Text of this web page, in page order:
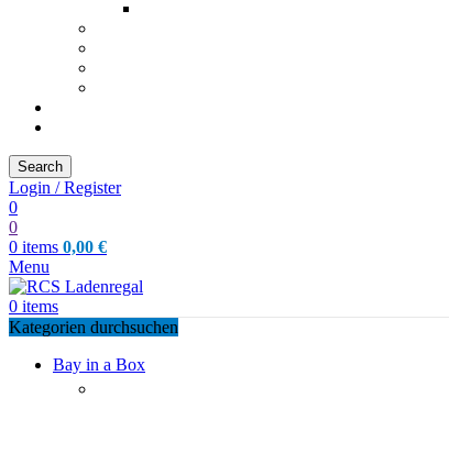
Search
Login / Register
0
0
0 items 0,00 €
Menu
0 items
Kategorien durchsuchen
Bay in a Box